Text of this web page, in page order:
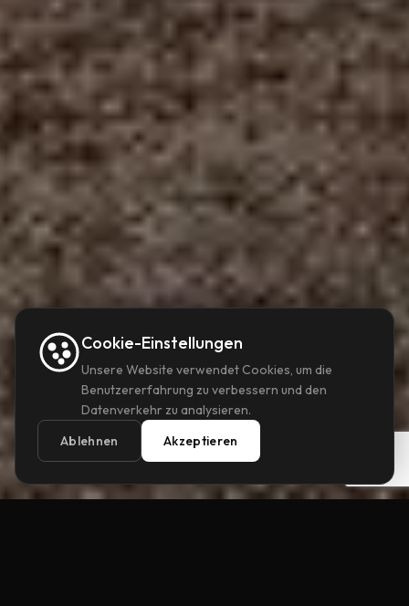
info@gdesign.hu
Cookie-Einstellungen
Unsere Website verwendet Cookies, um die
Benutzererfahrung zu verbessern und den
Datenverkehr zu analysieren.
Ablehnen
Akzeptieren